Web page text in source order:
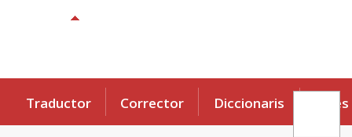
Traductor Corrector Diccionaris Eines